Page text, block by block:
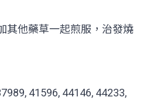
其他藥草一起煎服，治發燒
41596, 44146, 44233,